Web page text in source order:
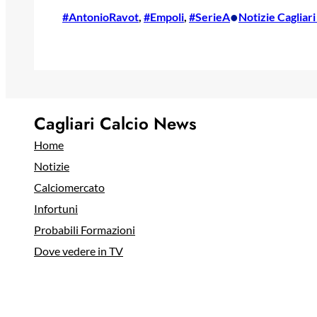
#AntonioRavot, #Empoli, #SerieA•Notizie
Cagliari Calcio News
Home
Notizie
Calciomercato
Infortuni
Probabili Formazioni
Dove vedere in TV